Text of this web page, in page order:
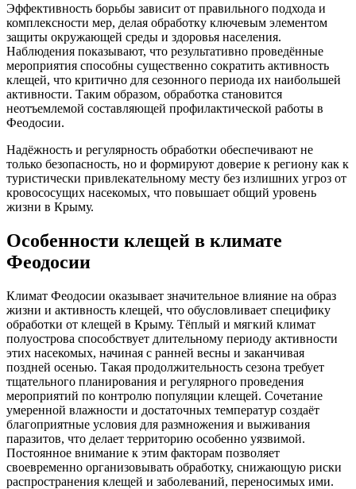
Эффективность борьбы зависит от правильного подхода и
комплексности мер, делая обработку ключевым элементом
защиты окружающей среды и здоровья населения.
Наблюдения показывают, что результативно проведённые
мероприятия способны существенно сократить активность
клещей, что критично для сезонного периода их наибольшей
активности. Таким образом, обработка становится
неотъемлемой составляющей профилактической работы в
Феодосии.
Надёжность и регулярность обработки обеспечивают не
только безопасность, но и формируют доверие к региону как к
туристически привлекательному месту без излишних угроз от
кровососущих насекомых, что повышает общий уровень
жизни в Крыму.
Особенности клещей в климате
Феодосии
Климат Феодосии оказывает значительное влияние на образ
жизни и активность клещей, что обусловливает специфику
обработки от клещей в Крыму. Тёплый и мягкий климат
полуострова способствует длительному периоду активности
этих насекомых, начиная с ранней весны и заканчивая
поздней осенью. Такая продолжительность сезона требует
тщательного планирования и регулярного проведения
мероприятий по контролю популяции клещей. Сочетание
умеренной влажности и достаточных температур создаёт
благоприятные условия для размножения и выживания
паразитов, что делает территорию особенно уязвимой.
Постоянное внимание к этим факторам позволяет
своевременно организовывать обработку, снижающую риски
распространения клещей и заболеваний, переносимых ими.